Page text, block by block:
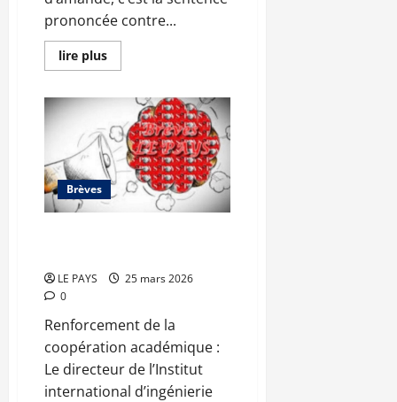
prononcée contre...
lire plusEn
savoir
Condamnation
journaliste
Youssouf
Sissoko
:
l’ASSEP
regrette
un
d’expression
liberté
de
la
presse
Brèves
LE PAYS
25 mars 2026
0
Renforcement de la
coopération académique :
Le directeur de l’Institut
international d’ingénierie